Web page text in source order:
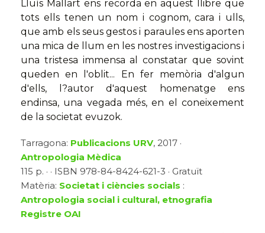
Lluís Mallart ens recorda en aquest llibre que
tots ells tenen un nom i cognom, cara i ulls,
que amb els seus gestos i paraules ens aporten
una mica de llum en les nostres investigacions i
una tristesa immensa al constatar que sovint
queden en l'oblit... En fer memòria d'algun
d'ells, l?autor d'aquest homenatge ens
endinsa, una vegada més, en el coneixement
de la societat evuzok.
Tarragona: Publicacions URV, 2017 ·
Antropologia Mèdica
115 p. · · ISBN 978-84-8424-621-3 · Gratuït
Matèria: Societat i ciències socials :
Antropologia social i cultural, etnografia
Registre OAI